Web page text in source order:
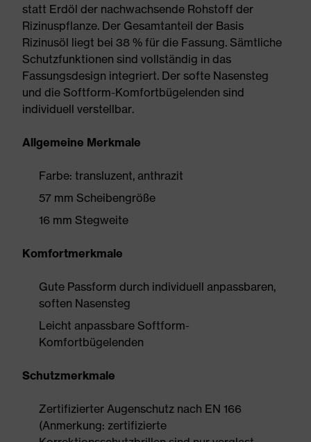
statt Erdöl der nachwachsende Rohstoff der
Rizinuspflanze. Der Gesamtanteil der Basis
Rizinusöl liegt bei 38 % für die Fassung. Sämtliche
Schutzfunktionen sind vollständig in das
Fassungsdesign integriert. Der softe Nasensteg
und die Softform-Komfortbügelenden sind
individuell verstellbar.
Allgemeine Merkmale
Farbe: transluzent, anthrazit
57 mm Scheibengröße
16 mm Stegweite
Komfortmerkmale
Gute Passform durch individuell anpassbaren,
soften Nasensteg
Leicht anpassbare Softform-
Komfortbügelenden
Schutzmerkmale
Zertifizierter Augenschutz nach EN 166
(Anmerkung: zertifizierte